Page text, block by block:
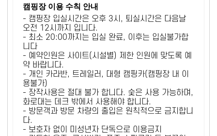
캠핑장 이용 수칙 안내
- 캠핑장 입실시간은 오후 3시, 퇴실시간은 다음날
오전 12시까지 입니다.
- 최소 20:00까지는 입실 완료, 이후는 입실불가합
니다
- 예약인원은 사이트(시설별) 제한 인원에 맞도록 예
약 바랍니다.
- 개인 카라반, 트레일러, 대형 캠핑카(캠핑장 내 이
용불가)
- 장작사용은 절대 불가 합니다. 숯은 사용 가능하며,
화로대는 데크 밖에서 사용해야 합니다.
- 방문객과 방문 차량의 출입은 원칙적으로 금지합니
다.
- 보호자 없이 미성년자 단독으로 이용금지